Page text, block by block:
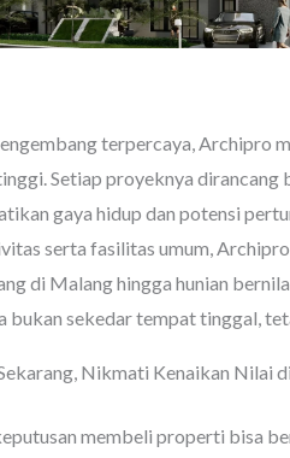
terpercaya, Archipro
Setiap proyeknya dirancang
gaya hidup dan potensi
serta fasilitas umum,
di Malang hingga hunian
bukan sekedar tempat tinggal,
Nikmati Kenaikan Nilai
membeli properti bisa